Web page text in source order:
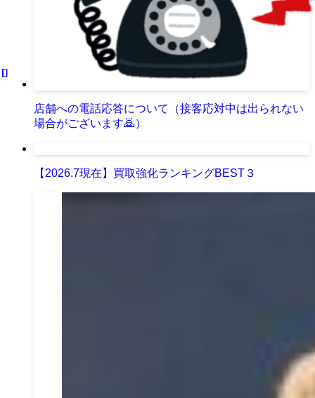
店舗への電話応答について（接客応対中は出られない
場合がございます🙇）
【2026.7現在】買取強化ランキングBEST３